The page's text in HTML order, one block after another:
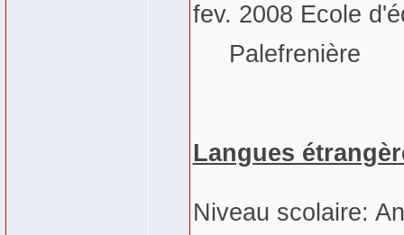
fev. 2008 Ecole
Palefrenière
Langues
Niveau scolaire: